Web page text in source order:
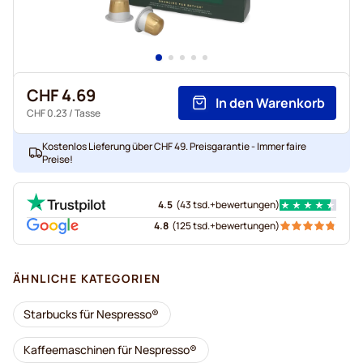
CHF 4.69
CHF 0.23 / Tasse
In den Warenkorb
Kostenlos Lieferung über CHF 49. Preisgarantie - Immer faire
Preise!
4.5 (43 tsd.+bewertungen)
4.8 (125 tsd.+bewertungen)
ÄHNLICHE KATEGORIEN
Starbucks für Nespresso®
Kaffeemaschinen für Nespresso®